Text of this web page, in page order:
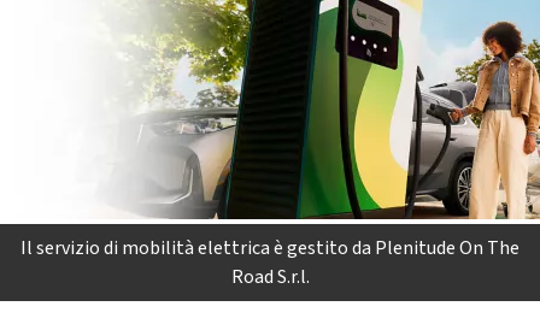
Il servizio di mobilità elettrica è gestito da Plenitude On The
Road S.r.l.